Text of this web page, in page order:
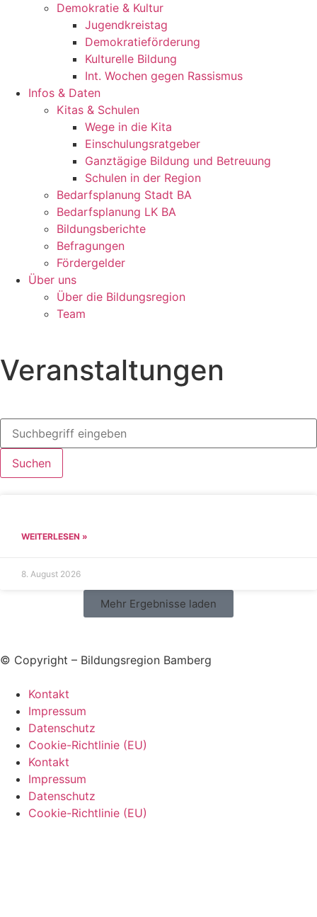
Demokratie & Kultur
Jugendkreistag
Demokratieförderung
Kulturelle Bildung
Int. Wochen gegen Rassismus
Infos & Daten
Kitas & Schulen
Wege in die Kita
Einschulungsratgeber
Ganztägige Bildung und Betreuung
Schulen in der Region
Bedarfsplanung Stadt BA
Bedarfsplanung LK BA
Bildungsberichte
Befragungen
Förder­gelder
Über uns
Über die Bildungsregion
Team
Veranstaltungen
Suchen
WEITERLESEN »
8. August 2026
Mehr Ergebnisse laden
© Copyright – Bildungsregion Bamberg
Kontakt
Impressum
Datenschutz
Cookie-Richtlinie (EU)
Kontakt
Impressum
Datenschutz
Cookie-Richtlinie (EU)